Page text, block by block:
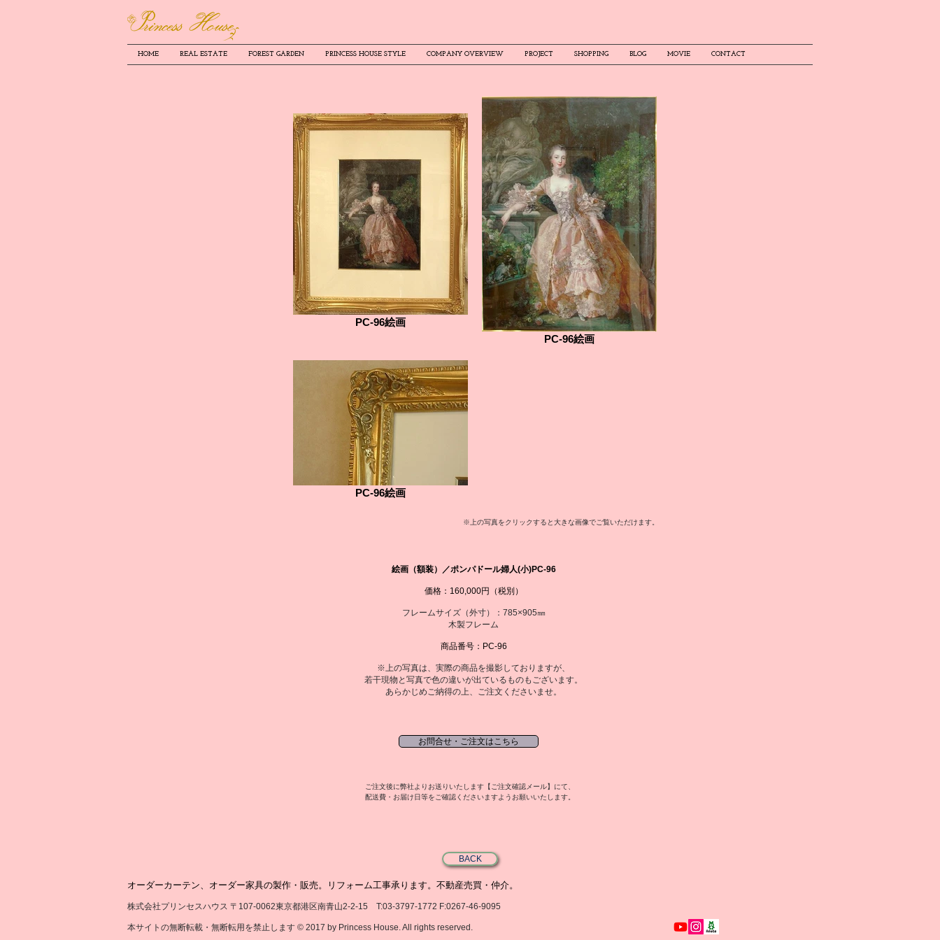
HOME REAL ESTATE FOREST GARDEN PRINCESS HOUSE STYLE COMPANY OVERVIEW PROJECT SHOPPING BLOG MOVIE CONTACT
PC-96絵画
PC-96絵画
PC-96絵画
※上の写真をクリックすると大きな画像でご覧いただけます。
絵画（額装）／ポンパドール婦人(小)PC-96
価格：160,000円（税別）
フレームサイズ（外寸）：785×905㎜
木製フレーム
商品番号：PC-96
※上の写真は、実際の商品を撮影しておりますが、
若干現物と写真で色の違いが出ているものもございます。
あらかじめご納得の上、ご注文くださいませ。
お問合せ・ご注文はこちら
ご注文後に弊社よりお送りいたします【ご注文確認メール】にて、
配送費・お届け日等をご確認くださいますようお願いいたします。
BACK
オーダーカーテン、オーダー家具の製作・販売。リフォーム工事承ります。不動産売買・仲介。
株式会社プリンセスハウス 〒107-0062東京都港区南青山2-2-15 T:03-3797-1772 F:0267-46-9095
本サイトの無断転載・無断転用を禁止します © 2017 by Princess House. All rights reserved.